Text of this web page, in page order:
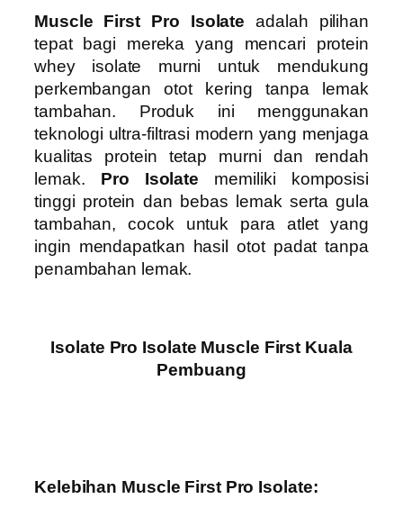
Muscle First Pro Isolateadalah pilihan
tepat bagi mereka yang mencari protein
whey isolate murni untuk mendukung
perkembangan otot kering tanpa lemak
tambahan. Produk ini menggunakan
teknologi ultra-filtrasi modern yang menjaga
kualitas protein tetap murni dan rendah
lemak. Pro Isolate memiliki komposisi
tinggi protein dan bebas lemak serta gula
tambahan, cocok untuk para atlet yang
ingin mendapatkan hasil otot padat tanpa
penambahan lemak.
Isolate Pro Isolate Muscle First Kuala
Pembuang
Kelebihan Muscle First Pro Isolate: